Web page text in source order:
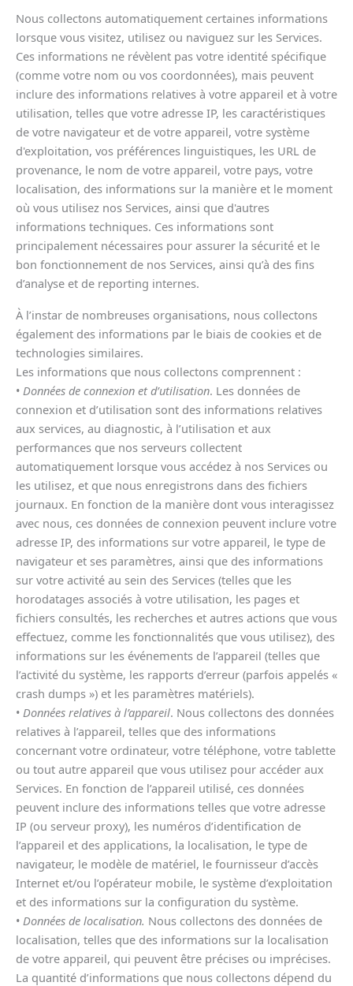
Nous collectons automatiquement certaines informations
lorsque vous visitez, utilisez ou naviguez sur les Services.
Ces informations ne révèlent pas votre identité spécifique
(comme votre nom ou vos coordonnées), mais peuvent
inclure des informations relatives à votre appareil et à votre
utilisation, telles que votre adresse IP, les caractéristiques
de votre navigateur et de votre appareil, votre système
d'exploitation, vos préférences linguistiques, les URL de
provenance, le nom de votre appareil, votre pays, votre
localisation, des informations sur la manière et le moment
où vous utilisez nos Services, ainsi que d'autres
informations techniques. Ces informations sont
principalement nécessaires pour assurer la sécurité et le
bon fonctionnement de nos Services, ainsi qu’à des fins
d’analyse et de reporting internes.
À l’instar de nombreuses organisations, nous collectons
également des informations par le biais de cookies et de
technologies similaires.
Les informations que nous collectons comprennent :
• Données de connexion et d’utilisation. Les données de
connexion et d’utilisation sont des informations relatives
aux services, au diagnostic, à l’utilisation et aux
performances que nos serveurs collectent
automatiquement lorsque vous accédez à nos Services ou
les utilisez, et que nous enregistrons dans des fichiers
journaux. En fonction de la manière dont vous interagissez
avec nous, ces données de connexion peuvent inclure votre
adresse IP, des informations sur votre appareil, le type de
navigateur et ses paramètres, ainsi que des informations
sur votre activité au sein des Services (telles que les
horodatages associés à votre utilisation, les pages et
fichiers consultés, les recherches et autres actions que vous
effectuez, comme les fonctionnalités que vous utilisez), des
informations sur les événements de l’appareil (telles que
l’activité du système, les rapports d’erreur (parfois appelés «
crash dumps ») et les paramètres matériels).
• Données relatives à l’appareil. Nous collectons des données
relatives à l’appareil, telles que des informations
concernant votre ordinateur, votre téléphone, votre tablette
ou tout autre appareil que vous utilisez pour accéder aux
Services. En fonction de l’appareil utilisé, ces données
peuvent inclure des informations telles que votre adresse
IP (ou serveur proxy), les numéros d’identification de
l’appareil et des applications, la localisation, le type de
navigateur, le modèle de matériel, le fournisseur d’accès
Internet et/ou l’opérateur mobile, le système d’exploitation
et des informations sur la configuration du système.
• Données de localisation. Nous collectons des données de
localisation, telles que des informations sur la localisation
de votre appareil, qui peuvent être précises ou imprécises.
La quantité d’informations que nous collectons dépend du